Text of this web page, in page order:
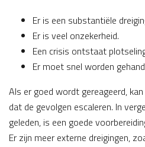
Er is een substantiële
Er is veel onzekerheid.
Een crisis ontstaat
Er moet snel worden
Als er goed wordt gereageerd,
dat de gevolgen escaleren. In
geleden, is een goede
Er zijn meer externe dreigingen,